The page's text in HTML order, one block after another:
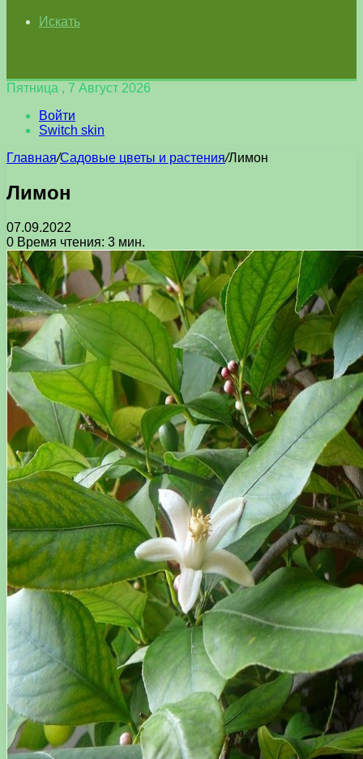
Искать
Пятница , 7 Август 2026
Войти
Switch skin
Главная/Садовые цветы и растения/Лимон
Лимон
07.09.2022
0 Время чтения: 3 мин.